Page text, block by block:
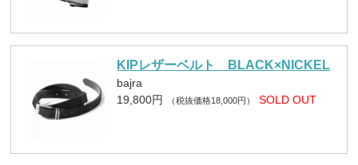
KIPレザーベルト BLACK×NICKEL
bajra
19,800円
（税抜価格18,000円） SOLD OUT